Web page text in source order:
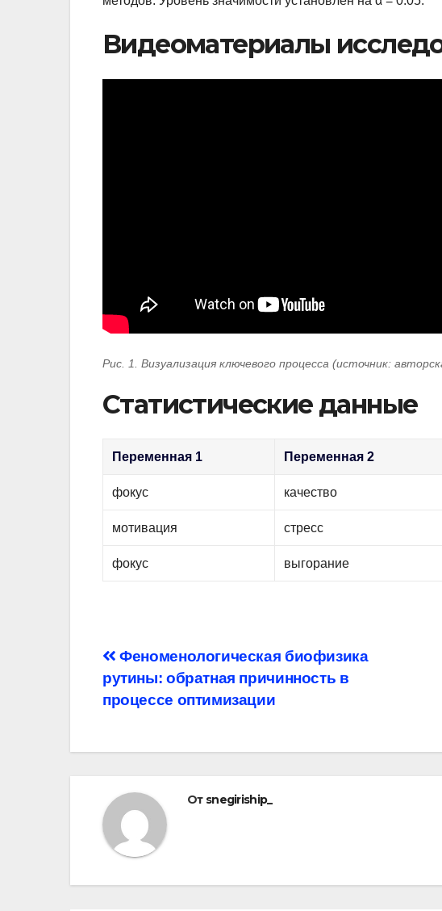
Видеоматериалы
Рис. 1. Визуализация ключевого процесса (источник:
Статистические данные
Переменная 1 Переменная 2
фокус качество
мотивация стресс
фокус выгорание
Навигация
по
Феноменологическая биофизика
рутины: обратная причинность в
процессе оптимизации
От snegiriship_